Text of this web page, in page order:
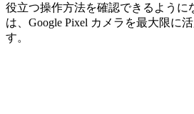
役立つ操作方法を確認できるように
は、Google Pixel カメラを最大限に
す。